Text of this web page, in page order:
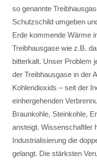
so genannte
Schutzschild umgeben
Erde kommende Wärme
Treibhausgase wie z.B.
bitterkalt. Unser Problem
der Treibhausgase in der
Kohlendioxids – seit der
einhergehenden
Braunkohle, Steinkohle,
ansteigt. Wissenschaftler
Industrialisierung die
gelangt. Die stärksten